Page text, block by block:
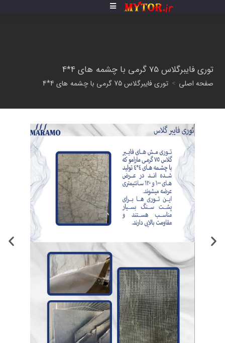
توری فایبرگلاس 75 گرمی با چشمه های 4*4
صفحه اصلی > توری فایبرگلاس 75 گرمی با چشمه های 4*4